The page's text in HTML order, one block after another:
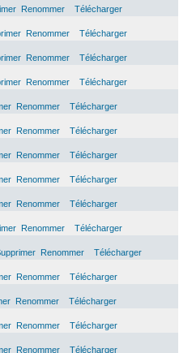
Renommer
Télécharger
Renommer
Télécharger
Renommer
Télécharger
Renommer
Télécharger
Renommer
Télécharger
Renommer
Télécharger
Renommer
Télécharger
Renommer
Télécharger
Renommer
Télécharger
Renommer
Télécharger
Renommer
Télécharger
Renommer
Télécharger
Renommer
Télécharger
Renommer
Télécharger
Renommer Télécharger